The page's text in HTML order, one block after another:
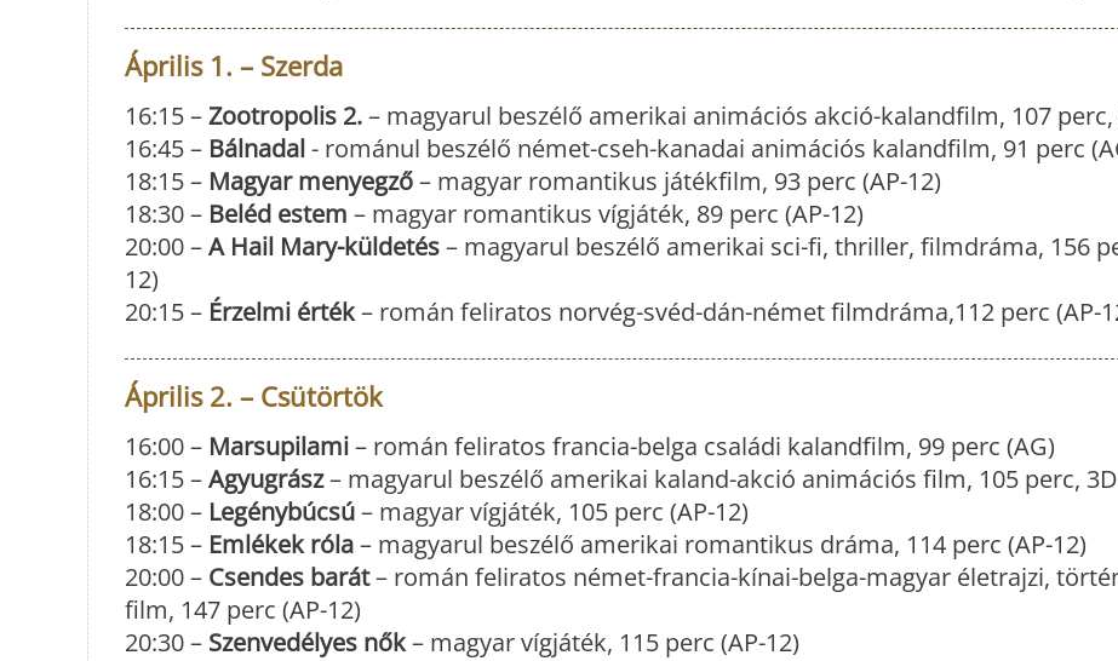
Április 1. – Szerda
16:15 –Zootropolis 2.– magyarul beszélő amerikai animációs akció-kalandfilm, 107 perc,
16:45 – Bálnadal- románul beszélő német-cseh-kanadai animációs kalandfilm, 91 perc
18:15 – Magyar menyegző– magyar romantikus játékfilm, 93 perc (AP-12)
18:30 – Beléd estem – magyar romantikus vígjáték, 89 perc (AP-12)
20:00 –A Hail Mary-küldetés– magyarul beszélő amerikai sci-fi, thriller, filmdráma, 156
12)
20:15 – Érzelmi érték– román feliratos norvég-svéd-dán-német filmdráma,112 perc (AP-
Április 2. – Csütörtök
16:00 – Marsupilami– román feliratos francia-belga családi kalandfilm, 99 perc (AG)
16:15 –Agyugrász– magyarul beszélő amerikai kaland-akció animációs film, 105 perc,
18:00 – Legénybúcsú– magyar vígjáték, 105 perc (AP-12)
18:15 – Emlékek róla– magyarul beszélő amerikai romantikus dráma, 114 perc (AP-12)
20:00 – Csendes barát– román feliratos német-francia-kínai-belga-magyar életrajzi,
film, 147 perc (AP-12)
20:30 – Szenvedélyes nők– magyar vígjáték, 115 perc (AP-12)